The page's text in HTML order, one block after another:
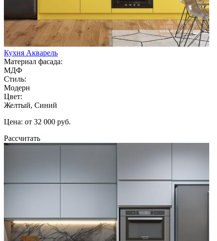
Кухня Акварель
Материал фасада:
МДФ
Стиль:
Модерн
Цвет:
Желтый, Синий
Цена: от 32 000 руб.
Рассчитать